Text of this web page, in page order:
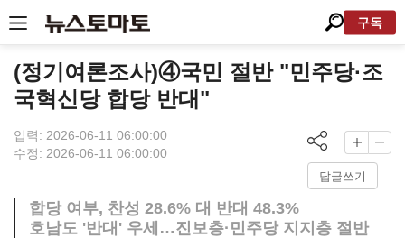
구독
(정기여론조사)④국민 절반 "민주당·조
국혁신당 합당 반대"
입력: 2026-06-11 06:00:00
수정: 2026-06-11 06:00:00
답글쓰기
합당 여부, 찬성 28.6% 대 반대 48.3%
호남도 '반대' 우세…진보층·민주당 지지층 절반